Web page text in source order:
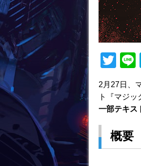
T
itt
er
2月27日、
ト『マジ
一部テキス
概要